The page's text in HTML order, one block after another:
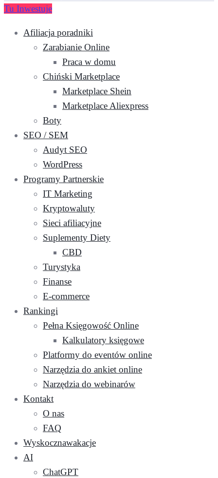
Tu Inwestuje
Afiliacja poradniki
Zarabianie Online
Praca w domu
Chiński Marketplace
Marketplace Shein
Marketplace Aliexpress
Boty
SEO / SEM
Audyt SEO
WordPress
Programy Partnerskie
IT Marketing
Kryptowaluty
Sieci afiliacyjne
Suplementy Diety
CBD
Turystyka
Finanse
E-commerce
Rankingi
Pełna Księgowość Online
Kalkulatory księgowe
Platformy do eventów online
Narzędzia do ankiet online
Narzędzia do webinarów
Kontakt
O nas
FAQ
Wyskocznawakacje
AI
ChatGPT